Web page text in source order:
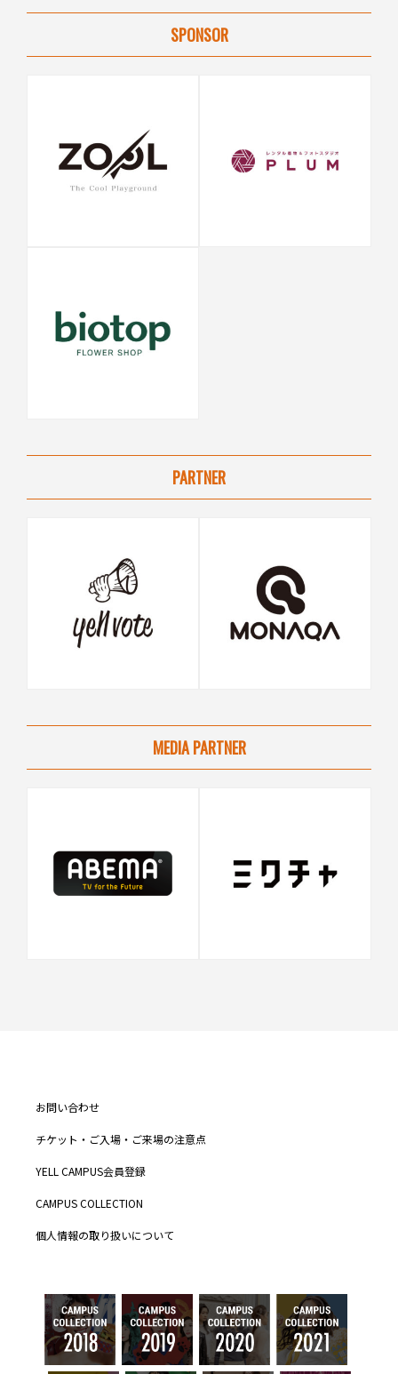
SPONSOR
PARTNER
MEDIA PARTNER
お問い合わせ
チケット・ご入場・ご来場の注意点
YELL CAMPUS会員登録
CAMPUS COLLECTION
個人情報の取り扱いについて